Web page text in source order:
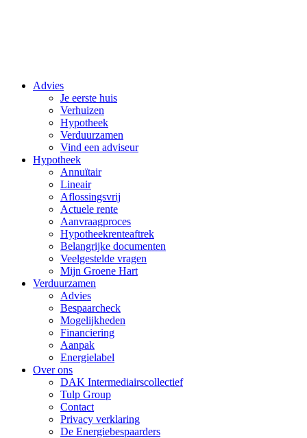
Advies
Je eerste huis
Verhuizen
Hypotheek
Verduurzamen
Vind een adviseur
Hypotheek
Annuïtair
Lineair
Aflossingsvrij
Actuele rente
Aanvraagproces
Hypotheekrenteaftrek
Belangrijke documenten
Veelgestelde vragen
Mijn Groene Hart
Verduurzamen
Advies
Bespaarcheck
Mogelijkheden
Financiering
Aanpak
Energielabel
Over ons
DAK Intermediairscollectief
Tulp Group
Contact
Privacy verklaring
De Energiebespaarders